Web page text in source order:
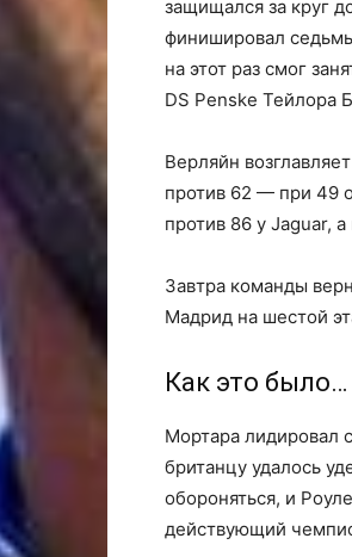
защищался за круг
финишировал
на этот раз смог
DS Penske Тейлора
Верляйн
против 62 — при 49
против 86 у Jaguar,
Завтра команды
Мадрид на шестой
Как это было…
Мортара лидировал
британцу удалось
обороняться, и
действующий